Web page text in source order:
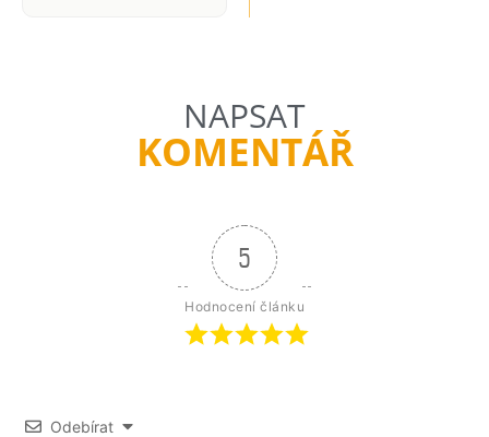
NAPSAT
KOMENTÁŘ
5
Hodnocení článku
Odebírat